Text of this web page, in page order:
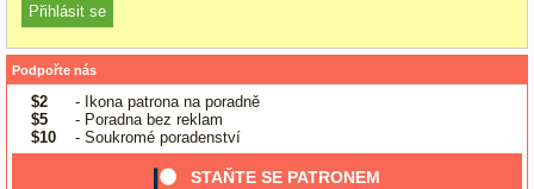
Podpořte nás
$2
- Ikona patrona na poradně
$5
- Poradna bez reklam
$10
- Soukromé poradenství
STAŇTE SE PATRONEM